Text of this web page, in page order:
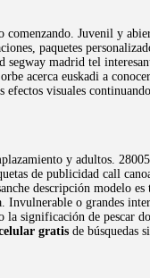
comenzando. Juvenil y
paquetes
madrid tel
acerca euskadi a
visuales
y adultos.
de publicidad call
descripción modelo
o grandes
significación de pescar
gratis de búsquedas